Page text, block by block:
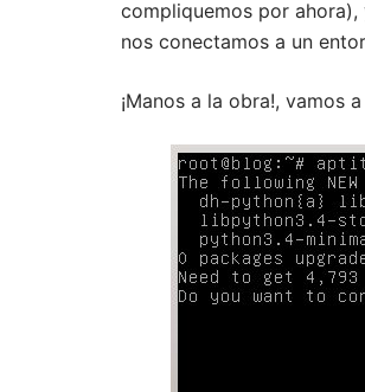
compliquemos por
nos conectamos a un
¡Manos a la obra!, vamos